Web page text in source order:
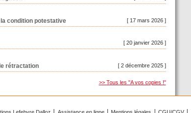
[ 17 mars 2026 ]
condition potestative
[ 20 janvier 2026 ]
[ 2 décembre 2025 ]
rétractation
>> Tous les "A vos copies !"